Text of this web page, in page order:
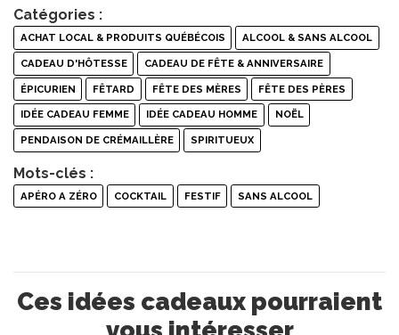
Catégories :
ACHAT LOCAL & PRODUITS QUÉBÉCOIS ALCOOL & SANS ALCOOL
CADEAU D'HÔTESSE CADEAU DE FÊTE & ANNIVERSAIRE
ÉPICURIEN FÊTARD FÊTE DES MÈRES FÊTE DES PÈRES
IDÉE CADEAU FEMME IDÉE CADEAU HOMME NOËL
PENDAISON DE CRÉMAILLÈRE SPIRITUEUX
Mots-clés :
APÉRO A ZÉRO COCKTAIL FESTIF SANS ALCOOL
Ces idées cadeaux pourraient